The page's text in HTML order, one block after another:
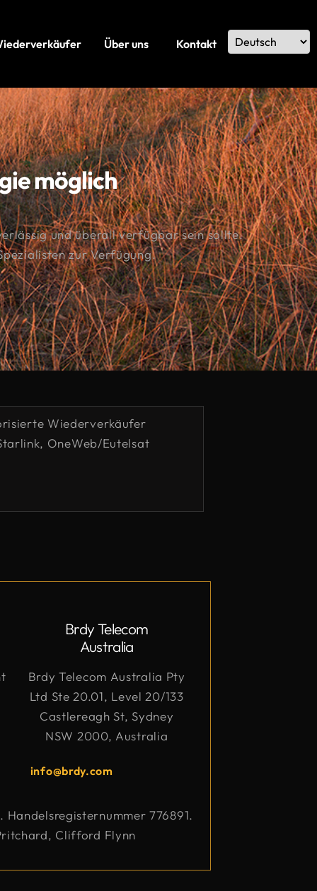
Über uns Kontakt
möglich
und überall verfügbar sein sollte.
zur Verfügung.
Wiederverkäufer
OneWeb/Eutelsat
Brdy Telecom
Australia
Brdy Telecom Australia Pty
Ltd Ste 20.01, Level 20/133
Castlereagh St, Sydney
NSW 2000, Australia
info@brdy.com
776891.
Clifford Flynn